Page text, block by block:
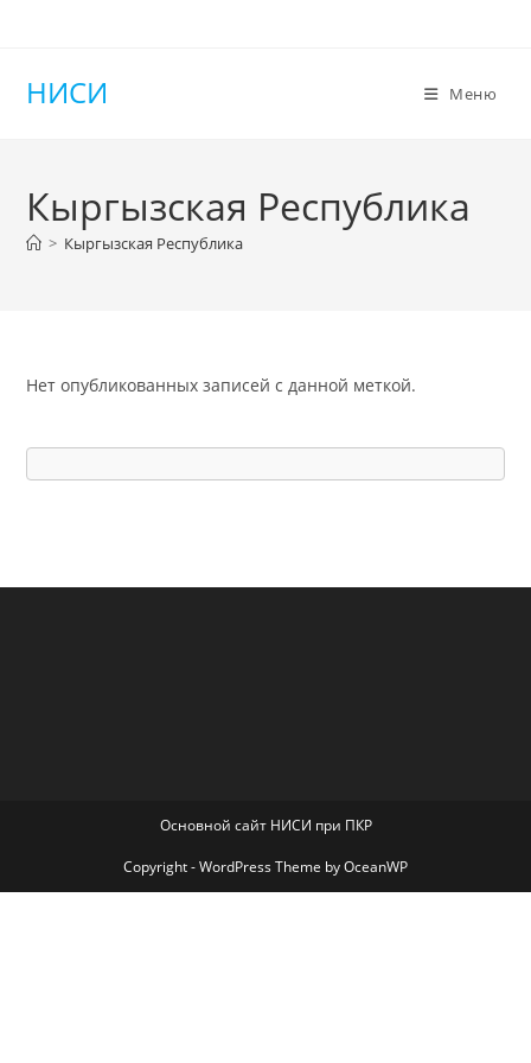
НИСИ Меню
Кыргызская Республика
> Кыргызская Республика
Нет опубликованных записей с данной меткой.
Основной сайт НИСИ при ПКР
Copyright - WordPress Theme by OceanWP